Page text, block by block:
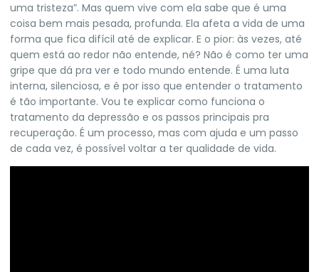
uma tristeza”. Mas quem vive com ela sabe que é uma
coisa bem mais pesada, profunda. Ela afeta a vida de uma
forma que fica difícil até de explicar. E o pior: às vezes, até
quem está ao redor não entende, né? Não é como ter uma
gripe que dá pra ver e todo mundo entende. É uma luta
interna, silenciosa, e é por isso que entender o tratamento
é tão importante. Vou te explicar como funciona o
tratamento da depressão e os passos principais pra
recuperação. É um processo, mas com ajuda e um passo
de cada vez, é possível voltar a ter qualidade de vida.